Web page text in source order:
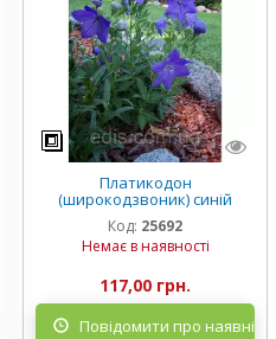
Платикодон
(широкодзвоник) синій
низькорослий Mariesii у
горщику
Код: 25692
Немає в наявності
117,00 грн.
Повідомити про